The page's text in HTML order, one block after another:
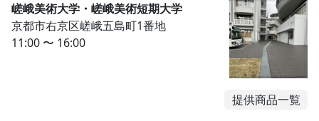
嵯峨美術大学・嵯峨美術短期大学
京都市右京区嵯峨五島町1番地
11:00 〜 16:00
提供商品一覧